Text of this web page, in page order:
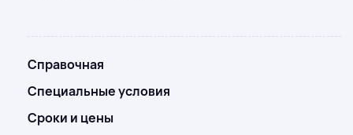
Справочная
Специальные условия
Сроки и цены